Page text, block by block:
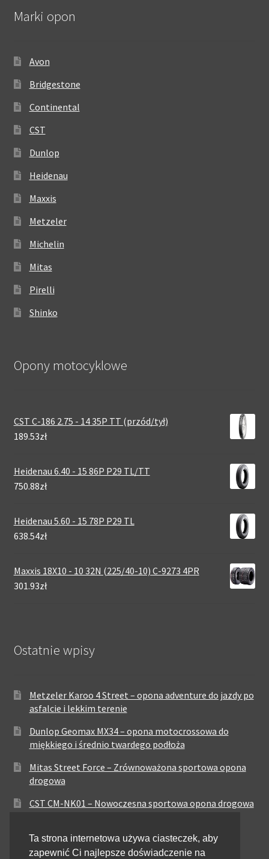
Marki opon
Avon
Bridgestone
Continental
CST
Dunlop
Heidenau
Maxxis
Metzeler
Michelin
Mitas
Pirelli
Shinko
Opony motocyklowe
CST C-186 2.75 - 14 35P TT (przód/tył)
189.53zł
Heidenau 6.40 - 15 86P P29 TL/TT
750.88zł
Heidenau 5.60 - 15 78P P29 TL
638.54zł
Maxxis 18X10 - 10 32N (225/40-10) C-9273 4PR
301.93zł
Ostatnie wpisy
Metzeler Karoo 4 Street – opona adventure do jazdy po
asfalcie i lekkim terenie
Dunlop Geomax MX34 – opona motocrossowa do
miękkiego i średnio twardego podłoża
Mitas Street Force – Zrównoważona sportowa opona
drogowa
CST CM-NK01 – Nowoczesna sportowa opona drogowa
zrównoważonych osiągach
Ta strona internetowa używa ciasteczek, aby
zapewnić Ci najlepsze doświadczenie na